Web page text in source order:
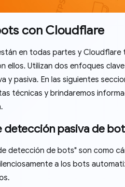
con Cloudflare
en todas partes y Cloudflare
ellos. Utilizan dos enfoques
y pasiva. En las siguientes
técnicas y brindaremos
pasiva de
detección de bots" son como
a los bots